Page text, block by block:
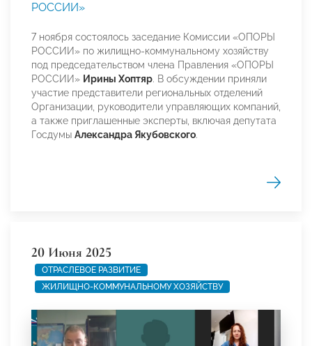
РОССИИ»
7 ноября состоялось заседание Комиссии «ОПОРЫ
РОССИИ» по жилищно-коммунальному хозяйству
под председательством члена Правления «ОПОРЫ
РОССИИ» Ирины Хоптяр. В обсуждении приняли
участие представители региональных отделений
Организации, руководители управляющих компаний,
а также приглашенные эксперты, включая депутата
Госдумы Александра Якубовского.
20 Июня 2025
ОТРАСЛЕВОЕ РАЗВИТИЕ
ЖИЛИЩНО-КОММУНАЛЬНОМУ ХОЗЯЙСТВУ